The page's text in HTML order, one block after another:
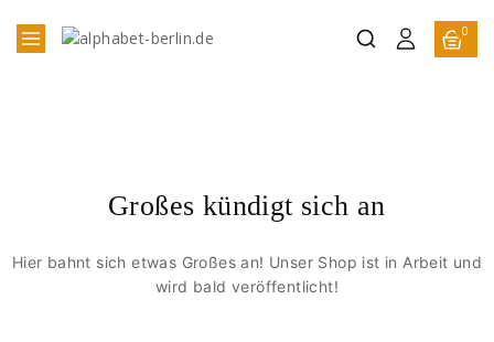
0
Großes kündigt sich an
Hier bahnt sich etwas Großes an! Unser Shop ist in Arbeit und
wird bald veröffentlicht!